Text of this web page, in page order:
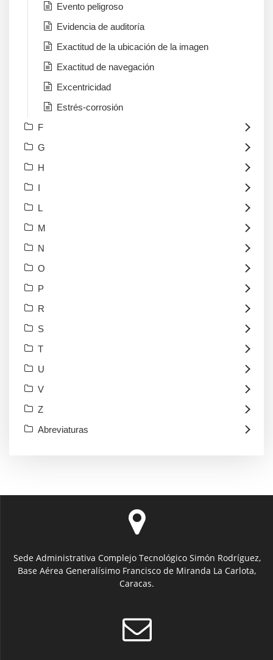
Evento peligroso
Evidencia de auditoría
Exactitud de la ubicación de la imagen
Exactitud de navegación
Excentricidad
Estrés-corrosión
F
G
H
I
L
M
N
O
P
R
S
T
U
V
Z
Abreviaturas
Sede Administrativa Complejo Tecnológico Simón Rodríguez,
Base Aérea Generalísimo Francisco de Miranda La Carlota,
Caracas.